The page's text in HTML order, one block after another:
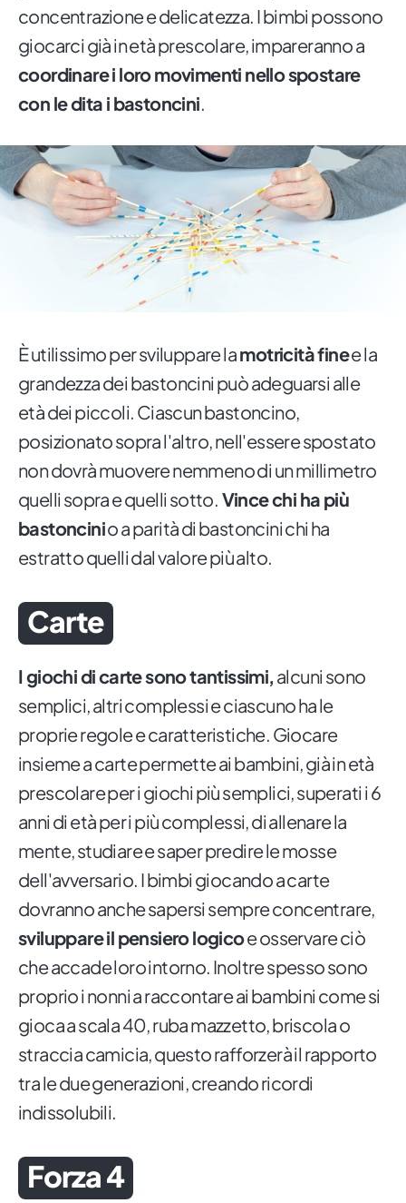
concentrazione e delicatezza. I bimbi possono
giocarci già in età prescolare, impareranno a
coordinare i loro movimenti nello spostare
con le dita i bastoncini.
È utilissimo per sviluppare lamotricità finee la
grandezza dei bastoncini può adeguarsi alle
età dei piccoli. Ciascun bastoncino,
posizionato sopra l'altro, nell'essere spostato
non dovrà muovere nemmeno di un millimetro
quelli sopra e quelli sotto. Vince chi ha più
bastoncinio a parità di bastoncini chi ha
estratto quelli dal valore più alto.
Carte
I giochi di carte sono tantissimi, alcuni sono
semplici, altri complessi e ciascuno ha le
proprie regole e caratteristiche. Giocare
insieme a carte permette ai bambini, già in età
prescolare per i giochi più semplici, superati i 6
anni di età per i più complessi, di allenare la
mente, studiare e saper predire le mosse
dell'avversario. I bimbi giocando a carte
dovranno anche sapersi sempre concentrare,
sviluppare il pensiero logicoe osservare ciò
che accade loro intorno. Inoltre spesso sono
proprio i nonni a raccontare ai bambini come si
gioca a scala 40, ruba mazzetto, briscola o
straccia camicia, questo rafforzerà il rapporto
tra le due generazioni, creando ricordi
indissolubili.
Forza 4